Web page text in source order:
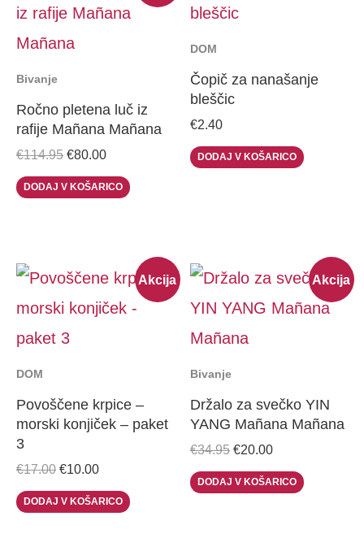
Bivanje
Ročno pletena luč iz
rafije Mañana Mañana
€114.95
was:
€80.00
is:
DODAJ V KOŠARICO
DOM
Čopič za nanašanje
bleščic
€2.40
DODAJ V KOŠARICO
Akcija
DOM
Povoščene krpice –
morski konjiček – paket
3
€17.00
Original
price
was:
€17.00.
€10.00
Current
price
is:
DODAJ V KOŠARICO
Akcija
Bivanje
Držalo za svečko YIN
YANG Mañana Mañana
€34.95
Original
price
was:
€20.00
Current
price
is:
DODAJ V KOŠARICO